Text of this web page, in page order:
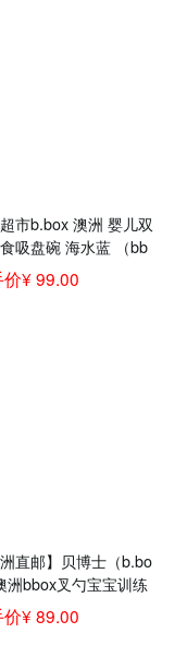
市b.box 澳洲 婴儿双
吸盘碗 海水蓝 （bb
碗 宝宝餐具套装 带
）
¥ 99.00
洲直邮】贝博士（b.bo
洲bbox叉勺宝宝训练
童辅食餐具套装 黄
勺套装
¥ 89.00